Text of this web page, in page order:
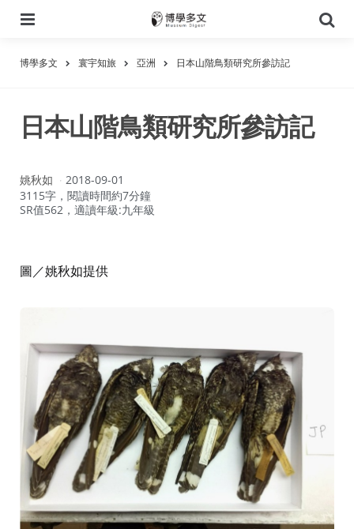
尋
博學多文 寰宇知旅 亞洲 日本山階鳥類研究所參訪記
日本山階鳥類研究所參訪記
作
者：
姚秋如
2018-09-01
3115字，閱讀時間約7分鐘
SR值562，適讀年級:九年級
圖／姚秋如提供